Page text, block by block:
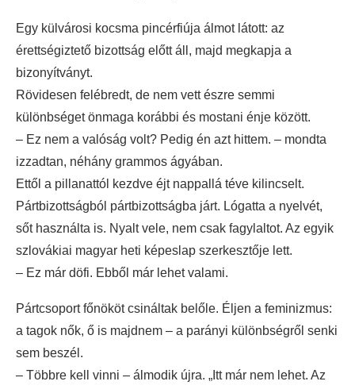
Egy külvárosi kocsma pincérfiúja álmot látott: az
érettségiztető bizottság előtt áll, majd megkapja a
bizonyítványt.
Rövidesen felébredt, de nem vett észre semmi
különbséget önmaga korábbi és mostani énje között.
– Ez nem a valóság volt? Pedig én azt hittem. – mondta
izzadtan, néhány grammos ágyában.
Ettől a pillanattól kezdve éjt nappallá téve kilincselt.
Pártbizottságból pártbizottságba járt. Lógatta a nyelvét,
sőt használta is. Nyalt vele, nem csak fagylaltot. Az egyik
szlovákiai magyar heti képeslap szerkesztője lett.
– Ez már döfi. Ebből már lehet valami.
Pártcsoport főnököt csináltak belőle. Éljen a feminizmus:
a tagok nők, ő is majdnem – a parányi különbségről senki
sem beszél.
– Többre kell vinni – álmodik újra. „Itt már nem lehet. Az